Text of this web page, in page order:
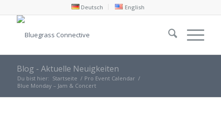
Deutsch English
Blog - Aktuelle Neuigkeiten
Du bist hier: Startseite / Pro Event Calendar /
Blue Monday – Jam & Concert